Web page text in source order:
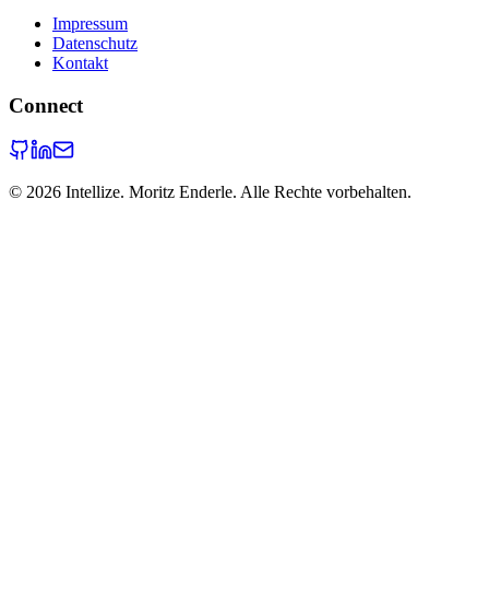
Impressum
Datenschutz
Kontakt
Connect
© 2026 Intellize. Moritz Enderle. Alle Rechte vorbehalten.